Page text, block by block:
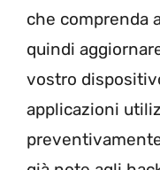
che comprenda
quindi
vostro
applicazioni